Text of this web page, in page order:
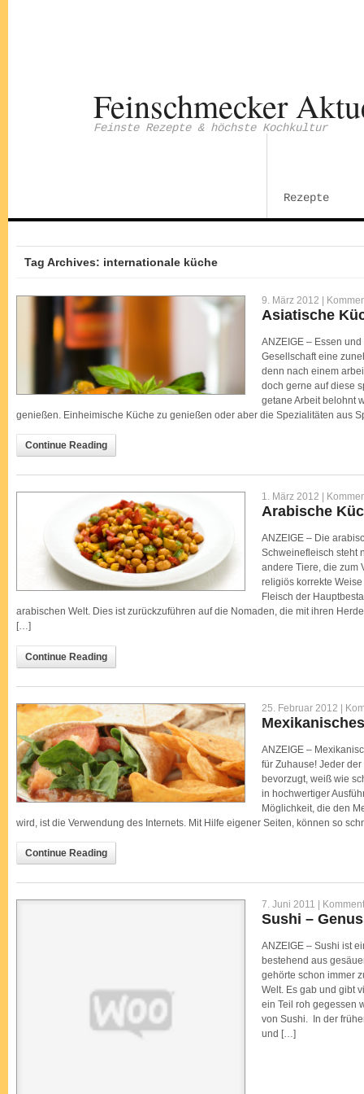
Feinschmecker
Feinste Rezepte & höchste Kochkultur
Rezepte
Tag Archives: internationale küche
9. März 2012 |
Asiatische
ANZEIGE – Essen
Gesellschaft eine
denn nach einem
doch gerne auf diese
getane Arbeit belohnt
genießen. Einheimische Küche zu genießen oder aber die Spezialitäten aus
Continue Reading
1. März 2012 |
Arabische
ANZEIGE – Die
Schweinefleisch steht
andere Tiere, die zum
religiös korrekte
Fleisch der
arabischen Welt. Dies ist zurückzuführen auf die Nomaden, die mit ihren
[…]
Continue Reading
25. Februar 2012 |
ANZEIGE –
für Zuhause! Jeder
bevorzugt, weiß wie
in hochwertiger
Möglichkeit, die den
wird, ist die Verwendung des Internets. Mit Hilfe eigener Seiten, können so
Continue Reading
7. Juni 2011 |
Sushi –
ANZEIGE – Sushi ist
bestehend aus
gehörte schon immer
Welt. Es gab und gibt
ein Teil roh gegessen
von Sushi. In der
und […]